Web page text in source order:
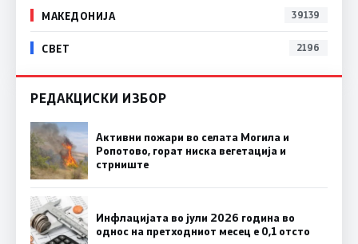
МАКЕДОНИЈА 39139
СВЕТ 2196
РЕДАКЦИСКИ ИЗБОР
Активни пожари во селата Могила и
Ропотово, горат ниска вегетација и
стрниште
Инфлацијата во јули 2026 година во
однос на претходниот месец е 0,1 отсто